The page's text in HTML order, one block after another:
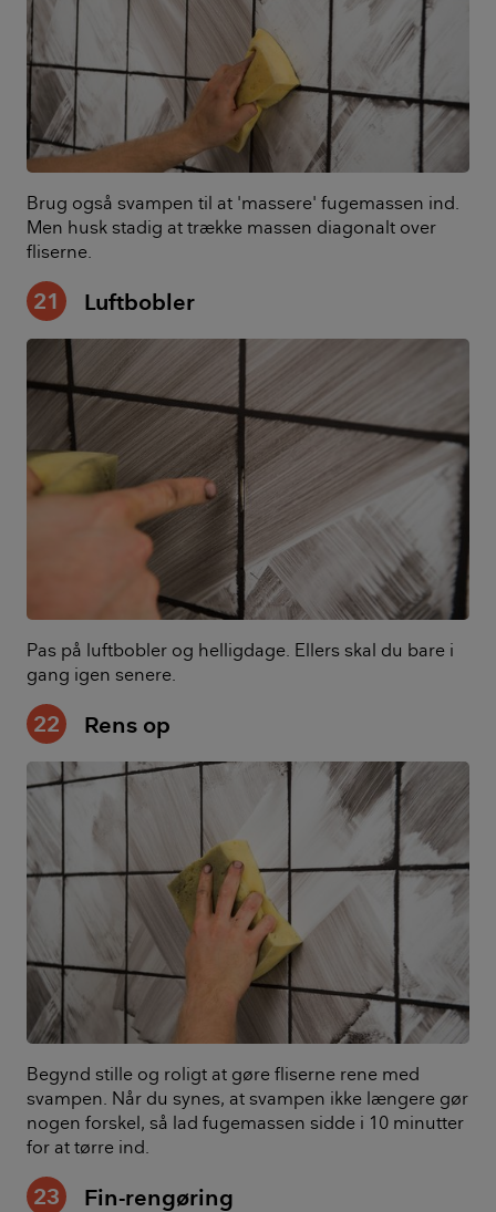
Brug også svampen til at 'massere' fugemassen ind.
Men husk stadig at trække massen diagonalt over
fliserne.
21 Luftbobler
Pas på luftbobler og helligdage. Ellers skal du bare i
gang igen senere.
22 Rens op
Begynd stille og roligt at gøre fliserne rene med
svampen. Når du synes, at svampen ikke længere gør
nogen forskel, så lad fugemassen sidde i 10 minutter
for at tørre ind.
23 Fin-rengøring